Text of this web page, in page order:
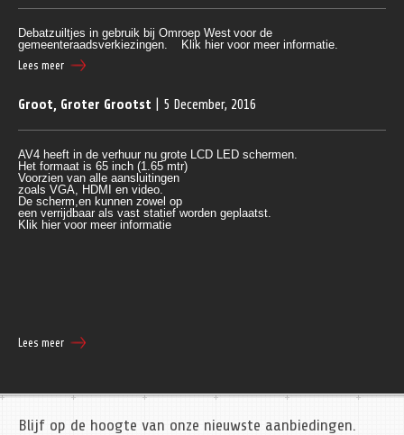
Debatzuiltjes in gebruik bij Omroep West voor de
gemeenteraadsverkiezingen.
Klik hier voor meer informatie.
Lees meer
Groot, Groter Grootst | 5 December, 2016
AV4 heeft in de verhuur nu grote LCD LED schermen.
Het formaat is 65 inch (1.65 mtr)
Voorzien van alle aansluitingen
zoals VGA, HDMI en video.
De scherm,en kunnen zowel op
een verrijdbaar als vast statief worden geplaatst.
Klik hier voor meer informatie
Lees meer
Blijf op de hoogte van onze nieuwste aanbiedingen.